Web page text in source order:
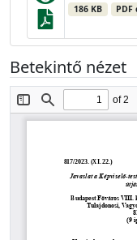
186 KB
Betekintő nézet